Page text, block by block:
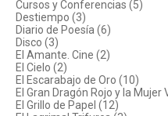
Cursos y Conferencias (5)
Destiempo (3)
Diario de Poesía (6)
Disco (3)
El Amante. Cine (2)
El Cielo (2)
El Escarabajo de Oro (10)
El Gran Dragón Rojo y la Mujer
El Grillo de Papel (12)